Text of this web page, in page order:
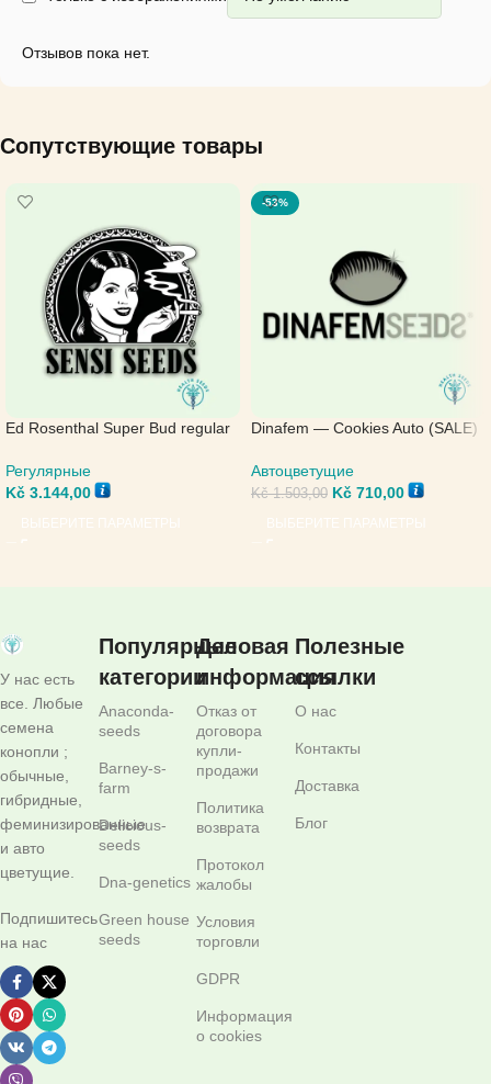
Отзывов пока нет.
Сопутствующие товары
Ed Rosenthal Super Bud regular
Регулярные
Kč 3.144,00
-53%
Dinafem — Cookies Auto (SALE)
Автоцветущие
Kč1.503,00 Kč 710,00
ВЫБЕРИТЕ ПАРАМЕТРЫ
У нас есть
все. Любые
семена
конопли ;
обычные,
гибридные,
феминизированные
и авто
цветущие.
Подпишитесь
на нас
Популярные
категории
Anaconda-
seeds
Barney-s-
farm
Delicious-
seeds
Dna-genetics
Green house
seeds
Деловая
информация
Отказ от
договора
купли-
продажи
Политика
возврата
Протокол
жалобы
Условия
торговли
GDPR
Информация
о cookies
Полезные
ссылки
О нас
Контакты
Доставка
Блог